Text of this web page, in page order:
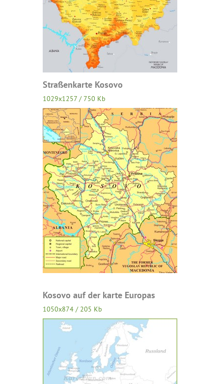
Straßenkarte Kosovo
1029x1257 / 750 Kb
Kosovo auf der karte Europas
1050x874 / 205 Kb